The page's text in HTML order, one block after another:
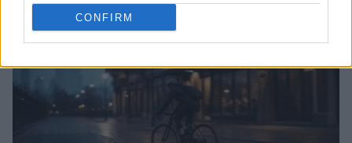
CONFIRM